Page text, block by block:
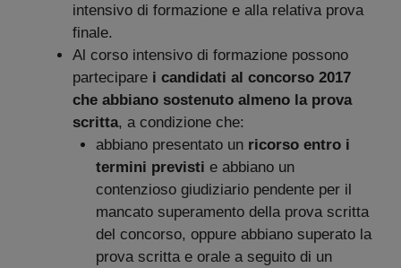
intensivo di formazione e alla relativa prova
finale.
Al corso intensivo di formazione possono
partecipare i candidati al concorso 2017
che abbiano sostenuto almeno la prova
scritta, a condizione che:
abbiano presentato un ricorso entro i
termini previsti e abbiano un
contenzioso giudiziario pendente per il
mancato superamento della prova scritta
del concorso, oppure abbiano superato la
prova scritta e orale a seguito di un